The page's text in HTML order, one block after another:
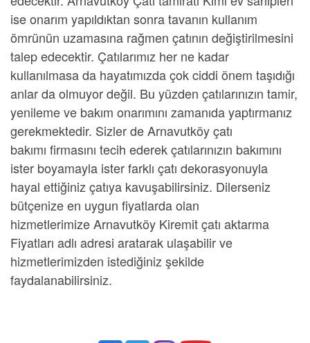
ise onarım yapıldıktan sonra tavanın kullanım
ömrünün uzamasına rağmen çatının değiştirilmesini
talep edecektir. Çatılarımız her ne kadar
kullanılmasa da hayatımızda çok ciddi önem taşıdığı
anlar da olmuyor değil. Bu yüzden çatılarınızın tamir,
yenileme ve bakım onarımını zamanıda yaptırmanız
gerekmektedir. Sizler deArnavutköy çatı
bakımı firmasını tecih ederek çatılarınızın bakımını
ister boyamayla ister farklı çatı dekorasyonuyla
hayal ettiğiniz çatıya kavuşabilirsiniz. Dilerseniz
bütçenize en uygun fiyatlarda olan
hizmetlerimizeArnavutköy Kiremit çatı aktarma
Fiyatları adlı adresi aratarak ulaşabilir ve
hizmetlerimizden istediğiniz şekilde
faydalanabilirsiniz.